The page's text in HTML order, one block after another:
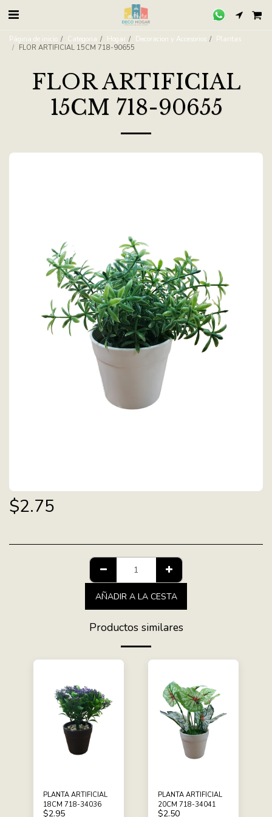
Página de inicio Categoria Hogar Decoracion y Accesorios
Plantas
FLOR ARTIFICIAL 15CM 718-90655
FLOR ARTIFICIAL
15CM 718-90655
$2.75
AÑADIR A LA CESTA
Productos similares
PLANTA ARTIFICIAL
18CM 718-34036
$2.95
PLANTA ARTIFICIAL
20CM 718-34041
$2.50